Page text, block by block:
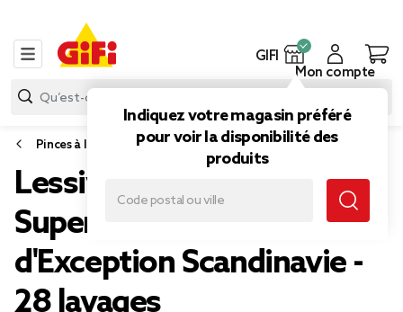
GIFI
Indiquez votre magasin préféré
pour voir la disponibilité des
produits
Mon compte
Pinces à linge, accessoires linge et lessive
Lessive éco-doses
Supercroix Voyages
d'Exception Scandinavie -
28 lavages